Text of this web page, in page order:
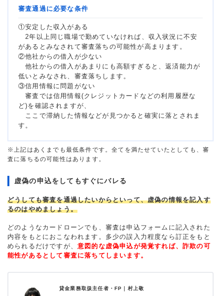
審査通過に必要な条件
①安定した収入がある
2年以上同じ職場で勤めていなければ、収入状況に不安
があるとみなされて審査落ちの可能性が高まります。
②他社からの借入が少ない
他社からの借入があまりにも高額すぎると、返済能力が
低いとみなされ、審査落ちします。
③信用情報に問題がない
審査では信用情報(クレジットカードなどの利用履歴な
ど)を確認されますが、
ここで滞納した情報などが見つかると確実に落とされま
す。
※上記はあくまでも最低条件です。全てを満たせていたとしても、審
査に落ちるの可能性はあります。
虚偽の申込をしてもすぐにバレる
どうしても審査を通過したいからといって、虚偽の情報を記入す
るのはやめましょう。
どのようなカードローンでも、審査は申込フォームに記入された
内容をもとにおこなわれます。多少の誤入力程度なら訂正をもと
められるだけですが、 意図的な虚偽申込が発覚すれば、詐欺の可
能性があるとして審査に落ちてしまいます。
貸金業務取扱主任者・FP｜ 村上敬